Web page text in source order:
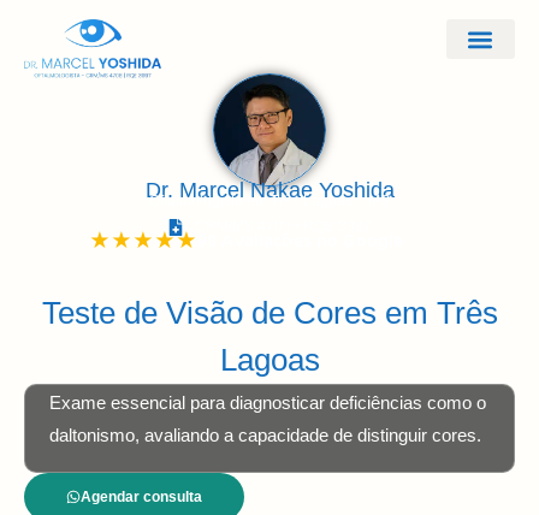
Dr. Marcel Nakae Yoshida
Oftalmologista em Três Lagoas – MS
Teste de Visão de Cores em Três
Lagoas
Exame essencial para diagnosticar deficiências como o
daltonismo, avaliando a capacidade de distinguir cores.
Agendar consulta